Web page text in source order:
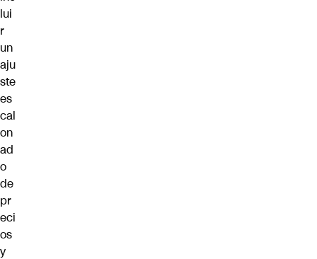
lui
r
un
aju
ste
es
cal
on
ad
o
de
pr
eci
os
y